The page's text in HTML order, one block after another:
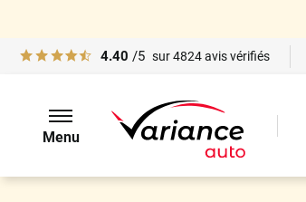
4.40 /5 sur4824avis vérifiés
Menu